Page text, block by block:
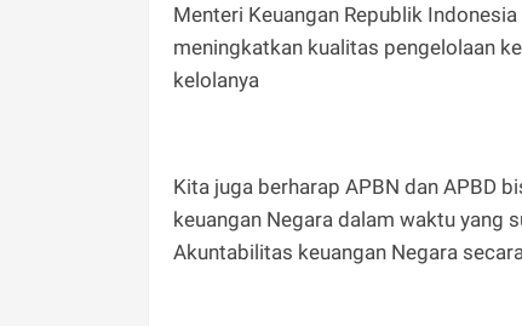
Menteri Keuangan Republik Indonesia
meningkatkan kualitas pengelolaan
kelolanya
Kita juga berharap APBN dan APBD
keuangan Negara dalam waktu yang
Akuntabilitas keuangan Negara